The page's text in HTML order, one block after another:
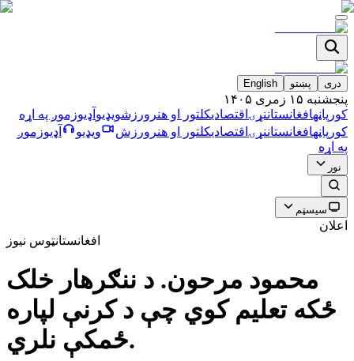
دری پښتو English
پنجشنبه ۱۵ زمری ۱۴۰۵
کورپاڼهافغانستاننړۍ اقتصاديکلتور او هنر ورزشویډیو آډیوزموږ په اړه
کورپاڼهافغانستاننړۍ اقتصاديکلتور او هنر ورزش ویډیو آډیوزموږ
په اړه
نور
سیسټم
اعلان
افغانستانټوس نیوز
محمود مرحون. د ننګرهار خلک
ځكه تعليم كوي چې د كرنې لپاره
ځمكې نلري.